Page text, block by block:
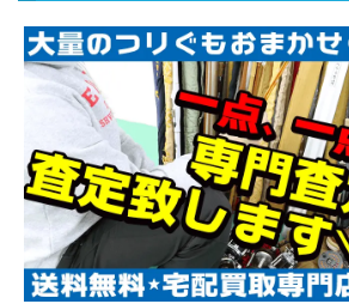
TW HD 1520SHL 左 未使用
釣具買取クーポンg-
turi20260507（2026/05/31迄）
ダイワ ベイトリール ジリオン
TW HD 1520XHL 未使用
釣具買取クーポンg-
turi20260508（2026/05/31迄）
ダイワ ベイトリール ジリオン リ
ミテッド 6.3L Jドリーム 左 未使